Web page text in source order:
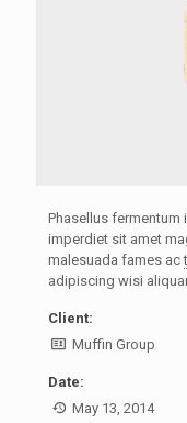
Phasellus fermentum
imperdiet sit amet
malesuada fames ac
adipiscing wisi
Client:
Muffin Group
Date:
May 13, 2014